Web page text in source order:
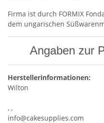
Firma ist durch FORMIX
dem ungarischen
Angaben zur
Herstellerinformationen:
Wilton
, ,
info@cakesupplies.com